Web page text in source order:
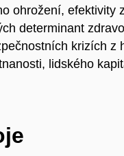
ohrožení, efektivity
determinant
krizích z
lidského